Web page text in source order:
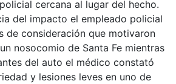
cercana al lugar del hecho.
del impacto el empleado policial
de consideración que motivaron
nosocomio de Santa Fe mientras
del auto el médico constató
y lesiones leves en uno de